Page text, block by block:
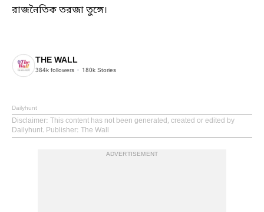
রাজনৈতিক তরজা তুঙ্গে।
THE WALL
384k followers 180k Stories
Dailyhunt
Disclaimer: This content has not been generated, created or edited by
Dailyhunt. Publisher: The Wall
ADVERTISEMENT